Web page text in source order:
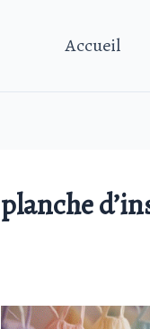
Accueil
planche
Moodboard